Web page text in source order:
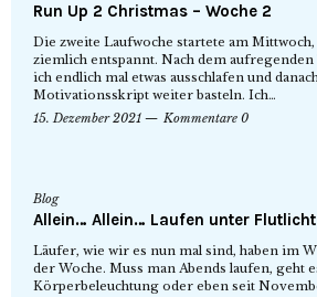
Run Up 2 Christmas – Woche 2
Die zweite Laufwoche startete am
ziemlich entspannt. Nach dem
ich endlich mal etwas ausschlafen und
Motivationsskript weiter basteln. Ich…
15. Dezember 2021
Kommentare 0
Blog
Allein… Allein… Laufen unter Flutlicht
Läufer, wie wir es nun mal sind, haben im
der Woche. Muss man Abends laufen, geht
Körperbeleuchtung oder eben seit